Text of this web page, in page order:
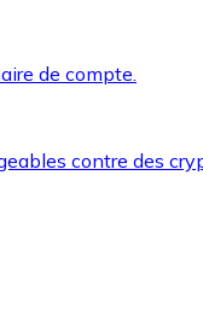
de compte.
contre des